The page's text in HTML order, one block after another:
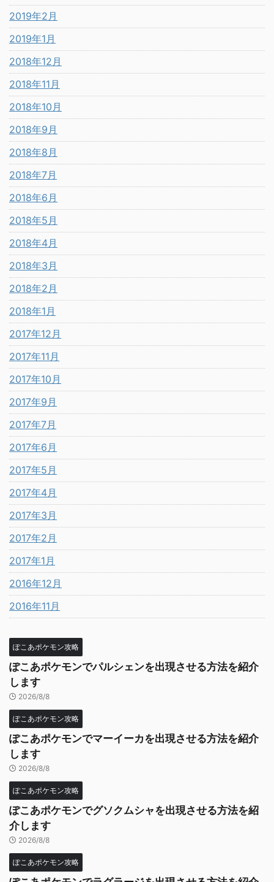
2019年2月
2019年1月
2018年12月
2018年11月
2018年10月
2018年9月
2018年8月
2018年7月
2018年6月
2018年5月
2018年4月
2018年3月
2018年2月
2018年1月
2017年12月
2017年11月
2017年10月
2017年9月
2017年7月
2017年6月
2017年5月
2017年4月
2017年3月
2017年2月
2017年1月
2016年12月
2016年11月
ぽこあポケモン攻略
ぽこあポケモンでパルシェンを出現させる方法を紹介
します
2026/8/8
ぽこあポケモン攻略
ぽこあポケモンでマーイーカを出現させる方法を紹介
します
2026/8/8
ぽこあポケモン攻略
ぽこあポケモンでグソクムシャを出現させる方法を紹
介します
2026/8/8
ぽこあポケモン攻略